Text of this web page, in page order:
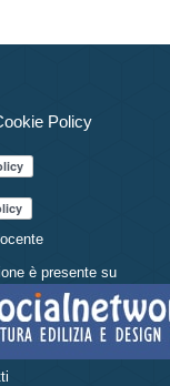
Policy
è presente su